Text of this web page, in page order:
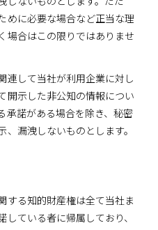
めに必要な場合など正当な理
場合はこの限りではありませ
連して当社が利用企業に対し
開示した非公知の情報につい
承諾がある場合を除き、秘密
漏洩しないものとします。
する知的財産権は全て当社ま
ている者に帰属しており、